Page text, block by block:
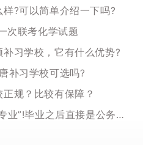
?可以简单介绍一下吗?
次联考化学试题
习学校，它有什么优势?
补习学校可选吗?
规？比较有保障？
这些大学开设“公务员专业”!毕业之后直接是公务员吗?